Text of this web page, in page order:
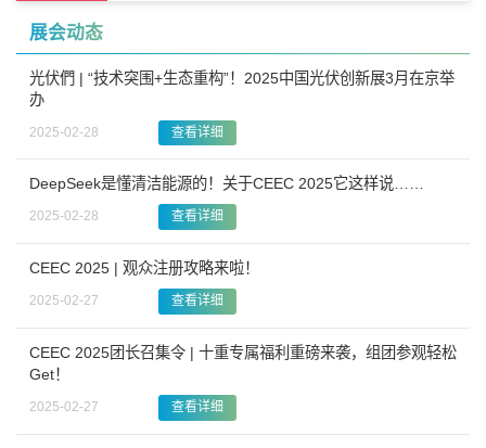
展会动态
光伏們 | “技术突围+生态重构”！2025中国光伏创新展3月在京举
办
2025-02-28 查看详细
DeepSeek是懂清洁能源的！关于CEEC 2025它这样说……
2025-02-28 查看详细
CEEC 2025 | 观众注册攻略来啦！
2025-02-27 查看详细
CEEC 2025团长召集令 | 十重专属福利重磅来袭，组团参观轻松
Get！
2025-02-27 查看详细